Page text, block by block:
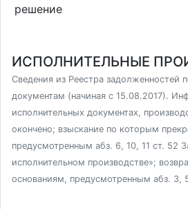
решение
ИСПОЛНИТЕЛЬНЫЕ
Сведения из Реестра задолженностей
документам (начиная с 15.08.2017).
исполнительных документах,
окончено; взыскание по которым
предусмотренным абз. 6, 10, 11 ст. 52
исполнительном производстве»;
основаниям, предусмотренным абз. 3,